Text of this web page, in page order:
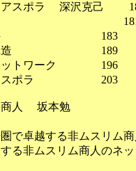
スポラ 深沢克己
象
条件 183
布構造 189
トワーク 196
スポラ 203
の国際商人 坂
所
越する非ムスリ
スリム商人のネッ